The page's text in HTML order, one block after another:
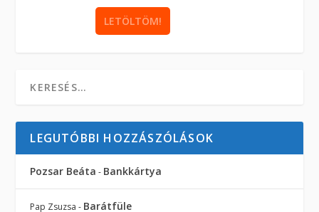
LEGUTÓBBI HOZZÁSZÓLÁSOK
Pozsar Beáta - Bankkártya
Pap Zsuzsa - Barátfüle